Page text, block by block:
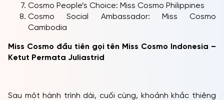
Cosmo People’s Choice: Miss Cosmo Philippines
Cosmo Social Ambassador: Miss Cosmo
Cambodia
Miss Cosmo đầu tiên gọi tên Miss Cosmo Indonesia –
Ketut Permata Juliastrid